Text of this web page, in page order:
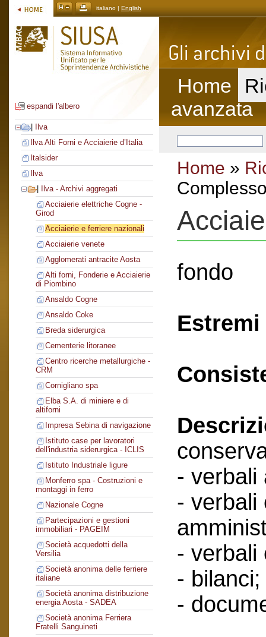
italiano | English
espandi l'albero
Ilva
Ilva Alti Forni e Acciaierie d’Italia
Italsider
Ilva
Ilva - Archivi aggregati
Acciaierie elettriche Cogne -
Girod
Acciaierie e ferriere nazionali
Acciaierie venete
Agglomerati antracite Aosta
Alti forni, Fonderie e Acciaierie
di Piombino
Ansaldo Cogne
Ansaldo Coke
Breda siderurgica
Cementerie litoranee
Centro ricerche metallurgiche -
CRM
Cornigliano spa
Elba S.A. di miniere e di
altiforni
Impresa Sebina di navigazione
Istituto case per lavoratori
dell'industria siderurgica - ICLIS
Istituto Industriale ligure
Monferro spa - Costruzioni e
montaggi in ferro
Nazionale Cogne
Partecipazioni e gestioni
immobiliari - PAGEIM
Società acquedotti della
Versilia
Società anonima delle ferriere
italiane
Società anonima distribuzione
energia Aosta - SADEA
Società anonima Ferriera
Fratelli Sanguineti
Home
avanzata
Home »
fondo
- verbali
- verbali
- verbali
- bilanci;
-